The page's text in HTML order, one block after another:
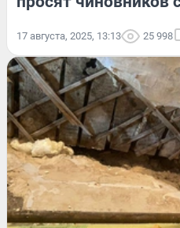
17 августа, 2025, 13:13 25 998